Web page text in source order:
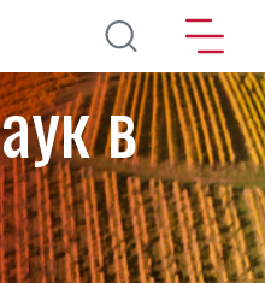
Перейти к основному содержанию
в